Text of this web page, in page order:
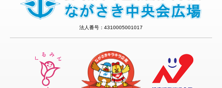
法人番号：4310005001017